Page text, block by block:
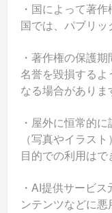
・国によって著
国では、パブリッ
・著作権の保護
名誉を毀損する
なる場合がありま
・屋外に恒常的
（写真やイラス
目的での利用はで
・AI提供サービ
ンテンツなどに悪